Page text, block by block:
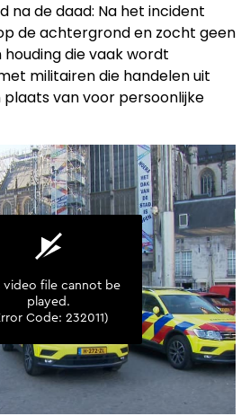
na de daad: Na het incident
de achtergrond en zocht geen
houding die vaak wordt
militairen die handelen uit
van voor persoonlijke